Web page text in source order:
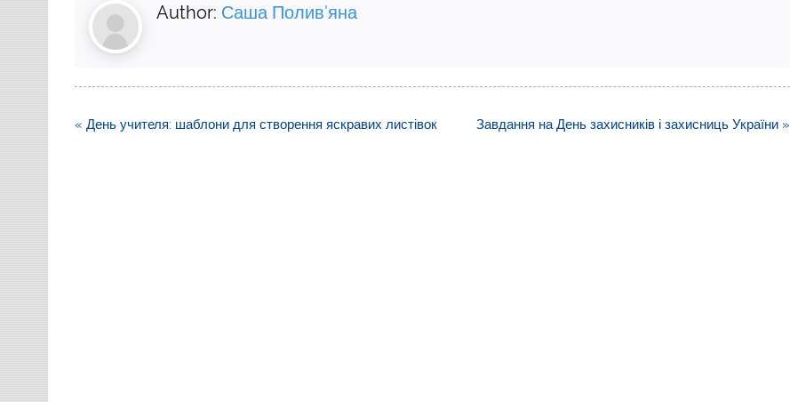
Author: Саша Полив'яна
Навігація
« День учителя: шаблони для створення яскравих листівок Завдання на День захисників і захисниць України »